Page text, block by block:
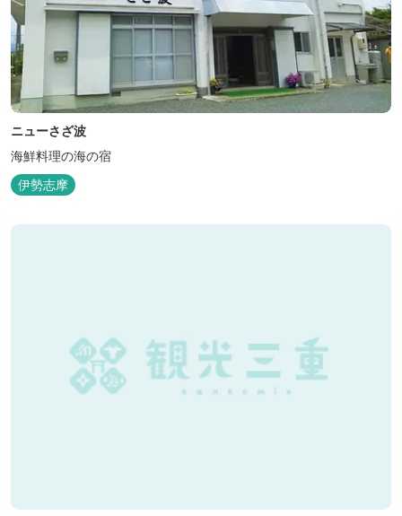
ニューさざ波
海鮮料理の海の宿
伊勢志摩